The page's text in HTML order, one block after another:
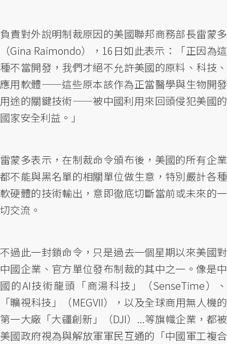
負責對外說明制裁原因的美國聯邦商務部長雷蒙多
（Gina Raimondo），16日如此表示：「正因為這
種不當開發，我們才絕不允許美國的原料、科技、
應用軟體——這些原本該作為正當醫學與生物開發
用途的關鍵技術——被中國利用來回頭侵犯美國的
國家安全利益。」
雷蒙多表示，在制裁命令頒布後，美國的所有企業
都不能與黑名單的相關單位做生意，特別嚴計各種
軟硬體的技術輸出，意即徹底切斷當前或未來的一
切交流。
不過此一封鎖命令，只是過去一個星期以來美國對
中國企業、官方單位發布制裁的其中之一。像是中
國的AI技術龍頭「商湯科技」（SenseTime）、
「曠視科技」（MEGVII），以及全球商用無人機的
第一大廠「大疆創新」（DJI）...等旗幟企業，都被
美國政府視為與解放軍軍民互通的「中國軍工複合